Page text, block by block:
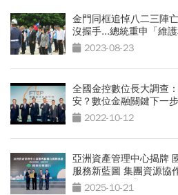
金門同框追悼八二三陣
沒握手...總統重申「維護
2023-08-23
全國金控數位長大調查
安？數位金融關鍵下一步
2022-10-12
亞洲資產管理中心揭牌
服務新藍圖 集團資源協
元、國際化需求
2025-10-21